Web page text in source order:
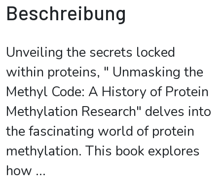
Beschreibung
Unveiling the secrets locked
within proteins, " Unmasking the
Methyl Code: A History of Protein
Methylation Research" delves into
the fascinating world of protein
methylation. This book explores
how ...